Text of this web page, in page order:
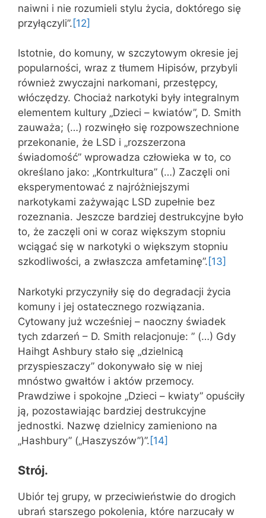
naiwni i nie rozumieli stylu życia, doktórego się
przyłączyli”. [12]
Istotnie, do komuny, w szczytowym okresie jej
popularności, wraz z tłumem Hipisów, przybyli
również zwyczajni narkomani, przestępcy,
włóczędzy. Chociaż narkotyki były integralnym
elementem kultury „Dzieci – kwiatów”, D. Smith
zauważa; (…) rozwinęło się rozpowszechnione
przekonanie, że LSD i „rozszerzona
świadomość” wprowadza człowieka w to, co
określano jako: „Kontrkultura” (…) Zaczęli oni
eksperymentować z najróżniejszymi
narkotykami zażywając LSD zupełnie bez
rozeznania. Jeszcze bardziej destrukcyjne było
to, że zaczęli oni w coraz większym stopniu
wciągać się w narkotyki o większym stopniu
szkodliwości, a zwłaszcza amfetaminę”. [13]
Narkotyki przyczyniły się do degradacji życia
komuny i jej ostatecznego rozwiązania.
Cytowany już wcześniej – naoczny świadek
tych zdarzeń – D. Smith relacjonuje: ” (…) Gdy
Haihgt Ashbury stało się „dzielnicą
przyspieszaczy” dokonywało się w niej
mnóstwo gwałtów i aktów przemocy.
Prawdziwe i spokojne „Dzieci – kwiaty” opuściły
ją, pozostawiając bardziej destrukcyjne
jednostki. Nazwę dzielnicy zamieniono na
„Hashbury” („Haszyszów”)”. [14]
Strój.
Ubiór tej grupy, w przeciwieństwie do drogich
ubrań starszego pokolenia, które narzucały w